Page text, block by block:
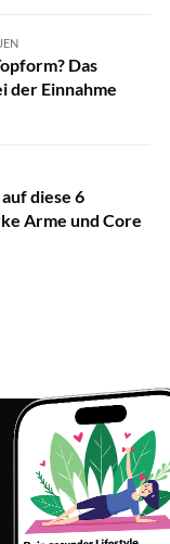
Das
der Einnahme
diese 6
Arme und Core